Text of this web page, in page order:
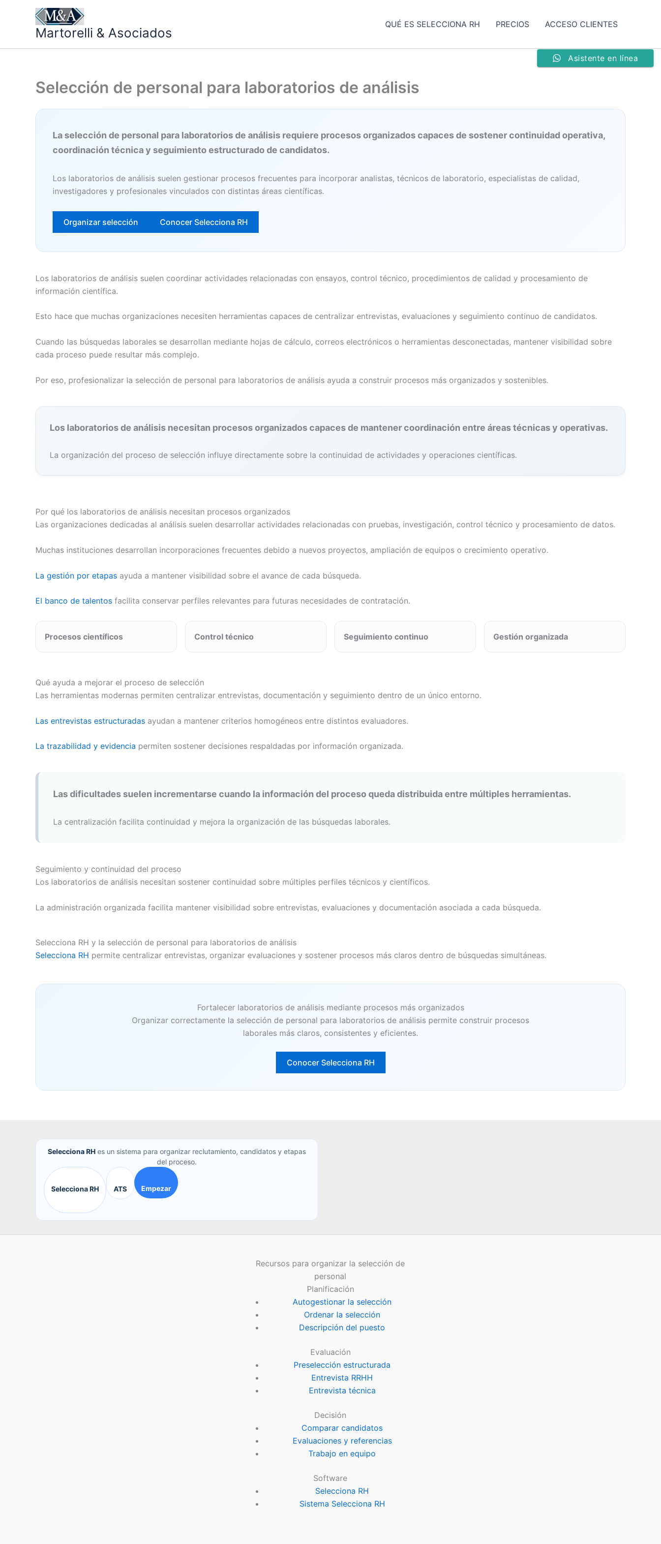
Martorelli & Asociados
QUÉ ES SELECCIONA RH PRECIOS ACCESO CLIENTES
Selección de personal para laboratorios de análisis
La selección de personal para laboratorios de análisis requiere procesos organizados capaces de sostener continuidad operativa,
coordinación técnica y seguimiento estructurado de candidatos.
Los laboratorios de análisis suelen gestionar procesos frecuentes para incorporar analistas, técnicos de laboratorio, especialistas de calidad,
investigadores y profesionales vinculados con distintas áreas científicas.
Organizar selección Conocer Selecciona RH
Los laboratorios de análisis suelen coordinar actividades relacionadas con ensayos, control técnico, procedimientos de calidad y procesamiento de
información científica.
Esto hace que muchas organizaciones necesiten herramientas capaces de centralizar entrevistas, evaluaciones y seguimiento continuo de candidatos.
Cuando las búsquedas laborales se desarrollan mediante hojas de cálculo, correos electrónicos o herramientas desconectadas, mantener visibilidad sobre
cada proceso puede resultar más complejo.
Por eso, profesionalizar la selección de personal para laboratorios de análisis ayuda a construir procesos más organizados y sostenibles.
Los laboratorios de análisis necesitan procesos organizados capaces de mantener coordinación entre áreas técnicas y operativas.
La organización del proceso de selección influye directamente sobre la continuidad de actividades y operaciones científicas.
Por qué los laboratorios de análisis necesitan procesos organizados
Las organizaciones dedicadas al análisis suelen desarrollar actividades relacionadas con pruebas, investigación, control técnico y procesamiento de datos.
Muchas instituciones desarrollan incorporaciones frecuentes debido a nuevos proyectos, ampliación de equipos o crecimiento operativo.
La gestión por etapas ayuda a mantener visibilidad sobre el avance de cada búsqueda.
El banco de talentos facilita conservar perfiles relevantes para futuras necesidades de contratación.
Procesos científicos Control técnico Seguimiento continuo Gestión organizada
Qué ayuda a mejorar el proceso de selección
Las herramientas modernas permiten centralizar entrevistas, documentación y seguimiento dentro de un único entorno.
Las entrevistas estructuradas ayudan a mantener criterios homogéneos entre distintos evaluadores.
La trazabilidad y evidencia permiten sostener decisiones respaldadas por información organizada.
Las dificultades suelen incrementarse cuando la información del proceso queda distribuida entre múltiples herramientas.
La centralización facilita continuidad y mejora la organización de las búsquedas laborales.
Seguimiento y continuidad del proceso
Los laboratorios de análisis necesitan sostener continuidad sobre múltiples perfiles técnicos y científicos.
La administración organizada facilita mantener visibilidad sobre entrevistas, evaluaciones y documentación asociada a cada búsqueda.
Selecciona RH y la selección de personal para laboratorios de análisis
Selecciona RH permite centralizar entrevistas, organizar evaluaciones y sostener procesos más claros dentro de búsquedas simultáneas.
Fortalecer laboratorios de análisis mediante procesos más organizados
Organizar correctamente la selección de personal para laboratorios de análisis permite construir procesos
laborales más claros, consistentes y eficientes.
Conocer Selecciona RH
Selecciona RH es un sistema para organizar reclutamiento, candidatos y etapas
del proceso.
Selecciona RH ATS Empezar
Recursos para organizar la selección de
personal
Planificación
Autogestionar la selección
Ordenar la selección
Descripción del puesto
Evaluación
Preselección estructurada
Entrevista RRHH
Entrevista técnica
Decisión
Comparar candidatos
Evaluaciones y referencias
Trabajo en equipo
Software
Selecciona RH
Sistema Selecciona RH
Asistente en línea